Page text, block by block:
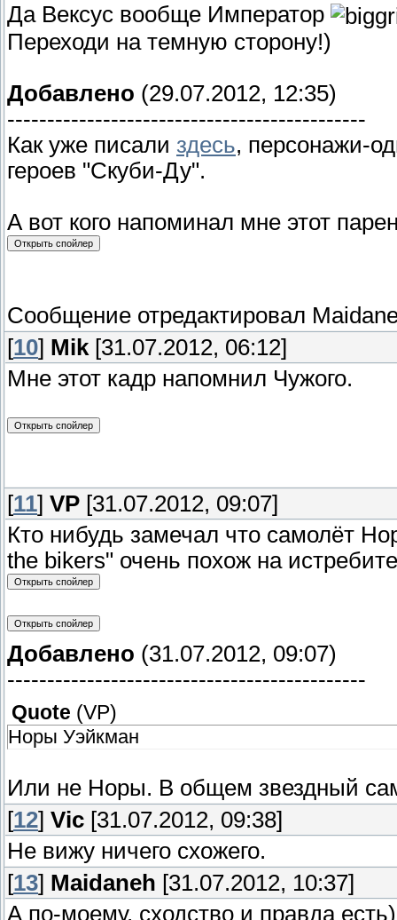
Да Вексус вообще Император
Переходи на темную сторону!)
Добавлено (29.07.2012, 12:35)
---------------------------------------------
Как уже писали здесь, персонажи-
героев "Скуби-Ду".
А вот кого напоминал мне этот
Сообщение отредактировал
[10] Mik [31.07.2012, 06:12]
Мне этот кадр напомнил Чужого.
[11] VP [31.07.2012, 09:07]
Кто нибудь замечал что самолёт
the bikers" очень похож на
Добавлено (31.07.2012, 09:07)
---------------------------------------------
Quote (VP)
Норы Уэйкман
Или не Норы. В общем звездный
[12] Vic [31.07.2012, 09:38]
Не вижу ничего схожего.
[13] Maidaneh [31.07.2012, 10:37]
А по-моему, сходство и правда есть)